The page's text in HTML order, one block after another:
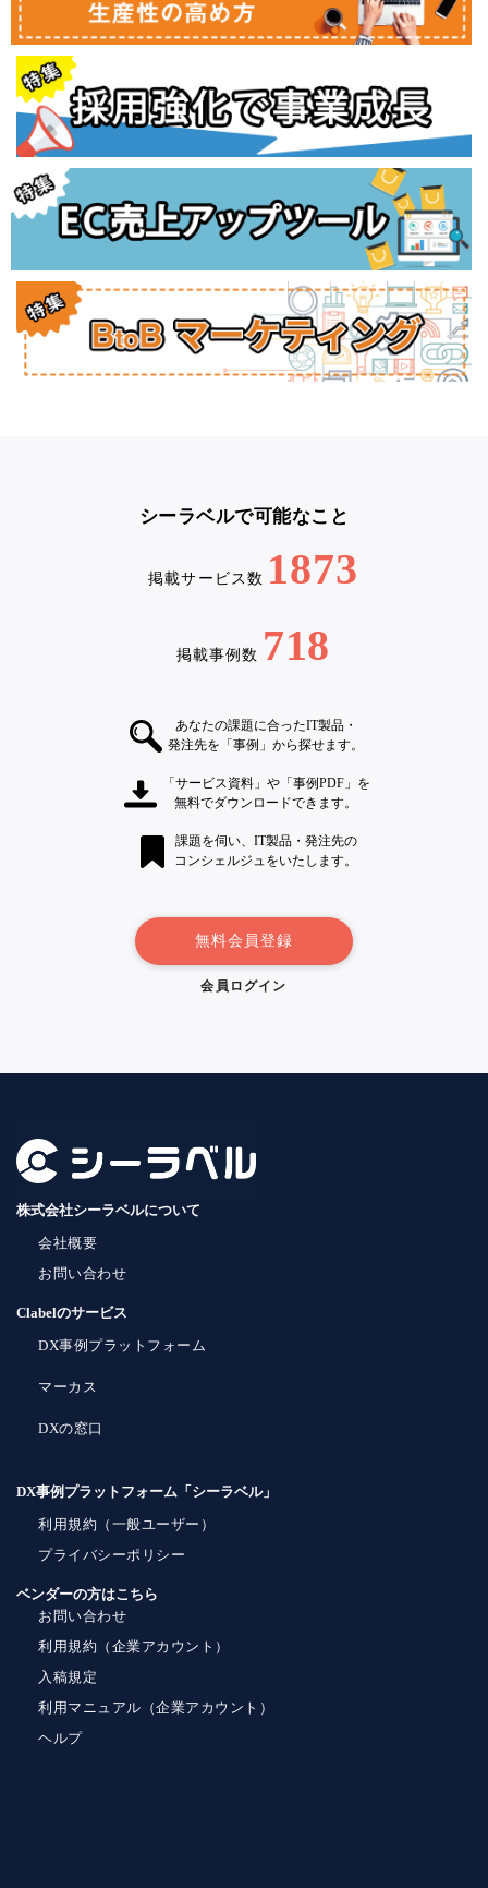
シーラベルで可能なこと
掲載サービス数 1873
掲載事例数 718
あなたの課題に合ったIT製品・
発注先を「事例」から探せます。
「サービス資料」や「事例PDF」を
無料でダウンロードできます。
課題を伺い、IT製品・発注先の
コンシェルジュをいたします。
無料会員登録
会員ログイン
株式会社シーラベルについて
会社概要
お問い合わせ
Clabelのサービス
DX事例プラットフォーム
マーカス
DXの窓口
DX事例プラットフォーム「シーラベル」
利用規約（一般ユーザー）
プライバシーポリシー
ベンダーの方はこちら
お問い合わせ
利用規約（企業アカウント）
入稿規定
利用マニュアル（企業アカウント）
ヘルプ